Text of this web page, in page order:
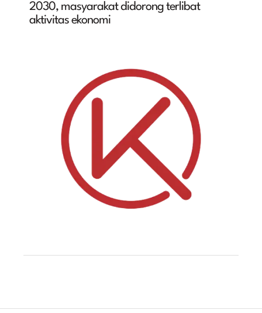
2030, masyarakat didorong terlibat
aktivitas ekonomi